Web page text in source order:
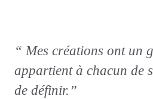
“ Mes créations ont un
appartient à chacun de
de définir.”